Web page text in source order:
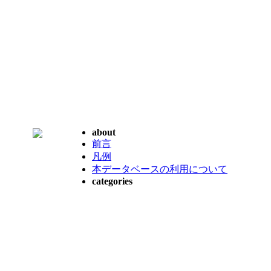
about
前言
凡例
本データベースの利用について
categories